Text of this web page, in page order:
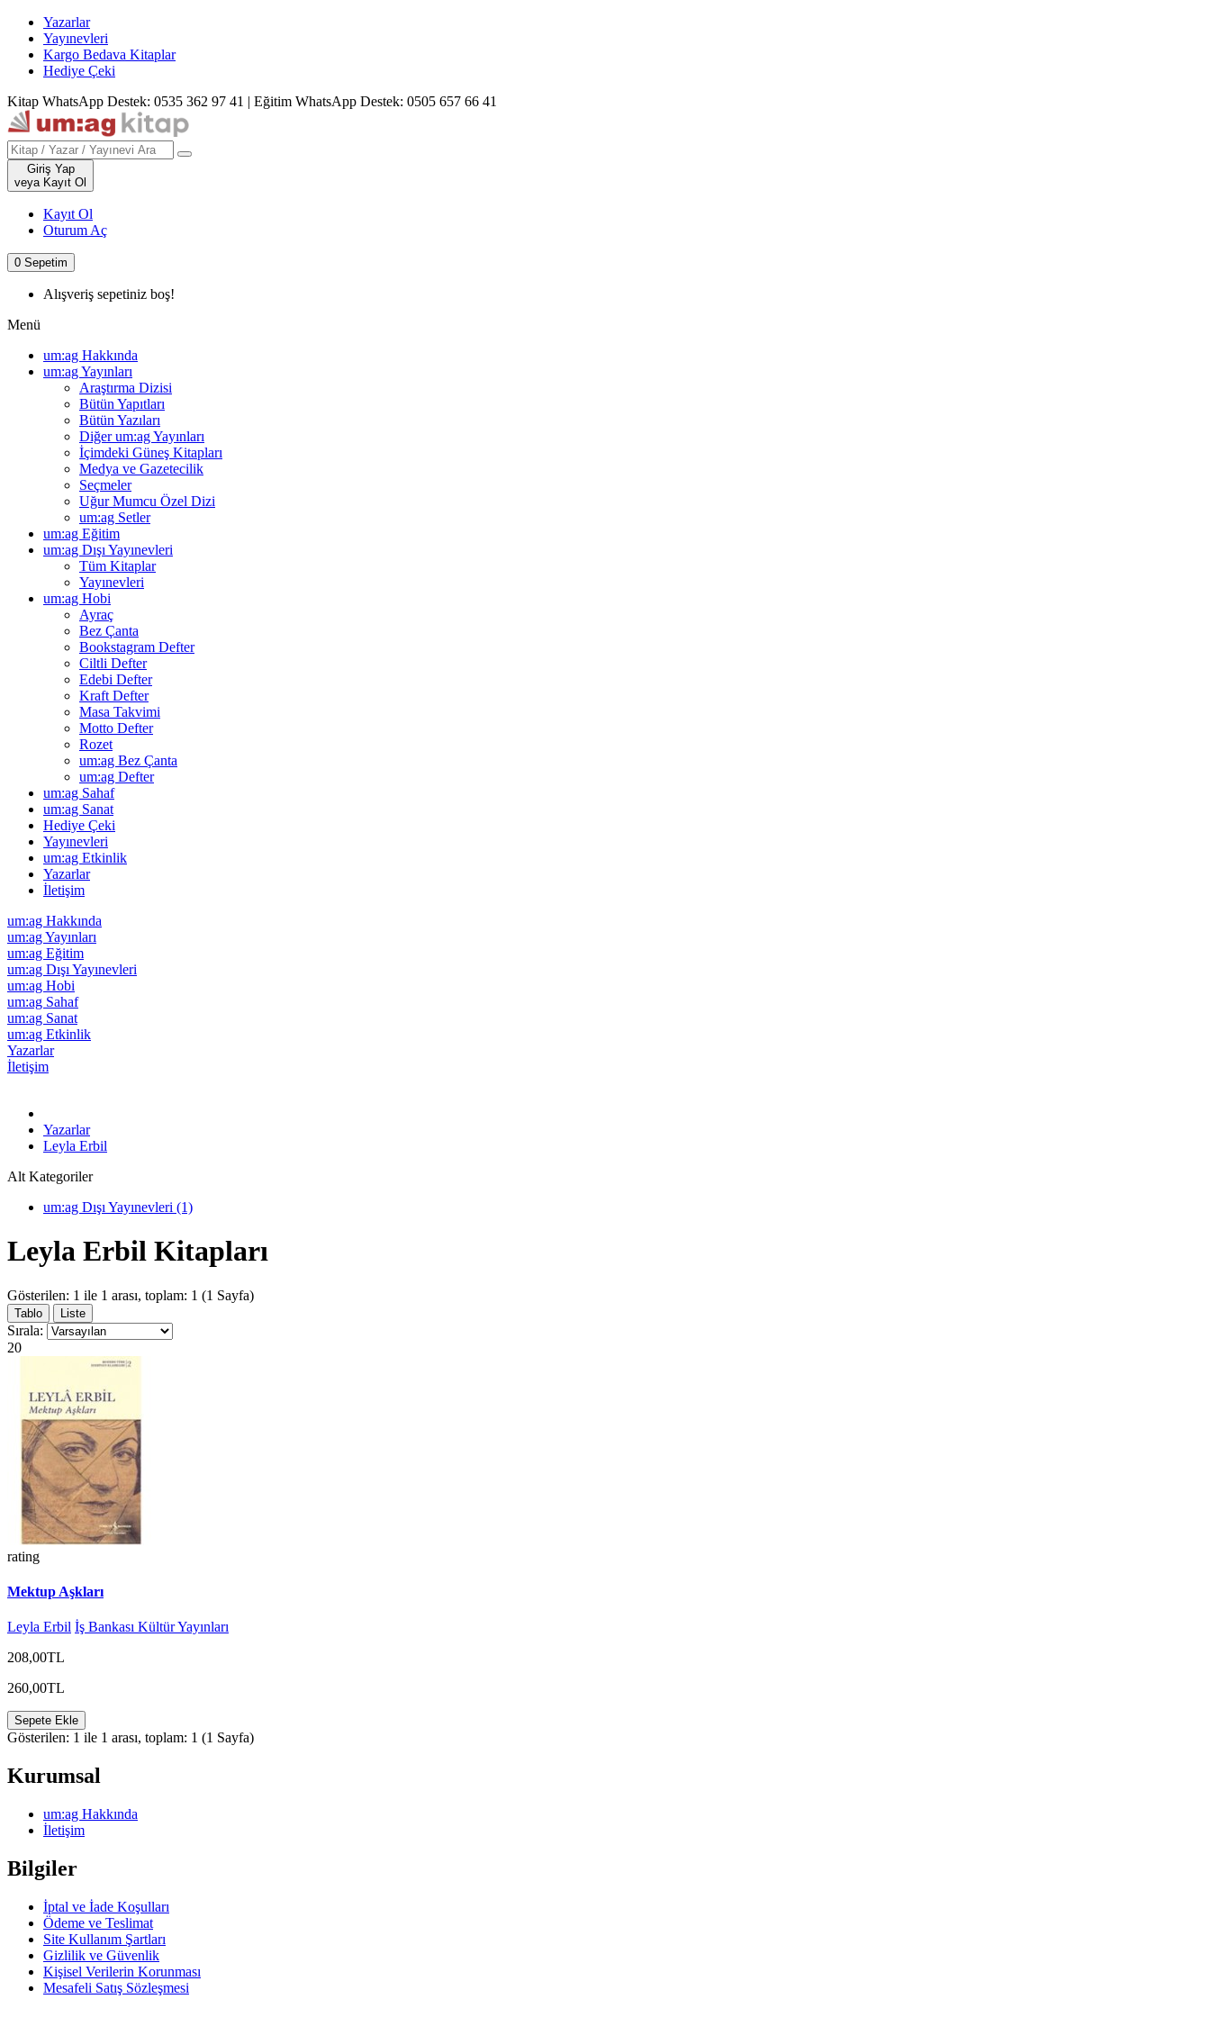
Yazarlar
Yayınevleri
Kargo Bedava Kitaplar
Hediye Çeki
Kitap WhatsApp Destek: 0535 362 97 41 | Eğitim WhatsApp Destek: 0505 657 66 41
Giriş Yap
veya Kayıt Ol
Kayıt Ol
Oturum Aç
0 Sepetim
Alışveriş sepetiniz boş!
Menü
um:ag Hakkında
um:ag Yayınları
Araştırma Dizisi
Bütün Yapıtları
Bütün Yazıları
Diğer um:ag Yayınları
İçimdeki Güneş Kitapları
Medya ve Gazetecilik
Seçmeler
Uğur Mumcu Özel Dizi
um:ag Setler
um:ag Eğitim
um:ag Dışı Yayınevleri
Tüm Kitaplar
Yayınevleri
um:ag Hobi
Ayraç
Bez Çanta
Bookstagram Defter
Ciltli Defter
Edebi Defter
Kraft Defter
Masa Takvimi
Motto Defter
Rozet
um:ag Bez Çanta
um:ag Defter
um:ag Sahaf
um:ag Sanat
Hediye Çeki
Yayınevleri
um:ag Etkinlik
Yazarlar
İletişim
um:ag Hakkında
um:ag Yayınları
um:ag Eğitim
um:ag Dışı Yayınevleri
um:ag Hobi
um:ag Sahaf
um:ag Sanat
um:ag Etkinlik
Yazarlar
İletişim
Yazarlar
Leyla Erbil
Alt Kategoriler
um:ag Dışı Yayınevleri (1)
Leyla Erbil Kitapları
Gösterilen: 1 ile 1 arası, toplam: 1 (1 Sayfa)
Tablo Liste
Sırala:
20
rating
Mektup Aşkları
Leyla Erbil İş Bankası Kültür Yayınları
208,00TL
260,00TL
Sepete Ekle
Gösterilen: 1 ile 1 arası, toplam: 1 (1 Sayfa)
Kurumsal
um:ag Hakkında
İletişim
Bilgiler
İptal ve İade Koşulları
Ödeme ve Teslimat
Site Kullanım Şartları
Gizlilik ve Güvenlik
Kişisel Verilerin Korunması
Mesafeli Satış Sözleşmesi